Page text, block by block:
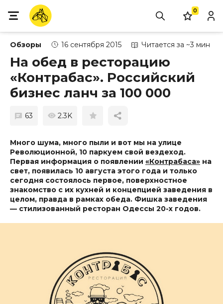
0
Обзоры 16 сентября 2015 Читается за ~3 мин
На обед в ресторацию
«Контрабас». Российский
бизнес ланч за 100 000
63 2.3K
Много шума, много пыли и вот мы на улице
Революционной, 10 паркуем свой вездеход.
Первая информация о появлении «Контрабаса» на
свет, появилась 10 августа этого года и только
сегодня состоялось первое, поверхностное
знакомство с их кухней и концепцией заведения в
целом, правда в рамках обеда. Фишка заведения
— стилизованный ресторан Одессы 20-х годов.